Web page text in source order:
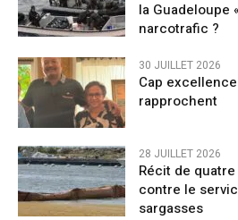
la Guadeloupe
narcotrafic ?
30 JUILLET 2026
Cap
rapprochent
28 JUILLET 2026
Récit de
contre le
sargasses